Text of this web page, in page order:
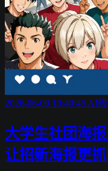
2026-06-09 10:40:45 AI修
大学生社团海
让招新海报更